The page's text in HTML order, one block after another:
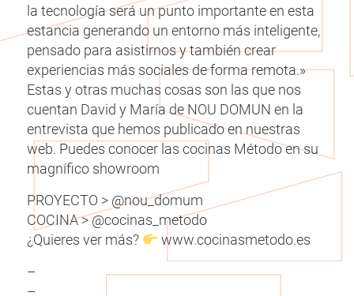
la tecnología será un punto importante en esta
estancia generando un entorno más inteligente,
pensado para asistirnos y también crear
experiencias más sociales de forma remota.»
Estas y otras muchas cosas son las que nos
cuentan David y María de NOU DOMUN en la
entrevista que hemos publicado en nuestras
web. Puedes conocer las cocinas Método en su
magnífico showroom
PROYECTO > @nou_domum
COCINA > @cocinas_metodo
¿Quieres ver más?
www.cocinasmetodo.es
–
–